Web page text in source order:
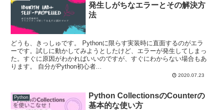
発生しがちなエラーとその解決方
法
どうも、きっしゅです。 Pythonに限らす実装時に直面するのがエラ
ーです。試しに動かしてみようとしたけど、エラーが発生してしまっ
た。すぐに原因がわかればいいのですが、すぐにわからない場合もあ
ります。 自分がPython初心者...
2020.07.23
Python
Python CollectionsのCounterの
基本的な使い方